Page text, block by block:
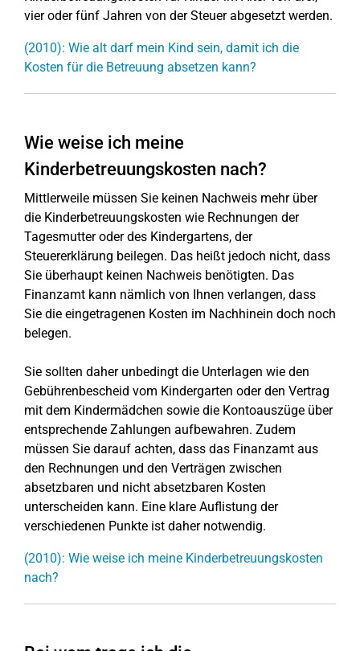
vier oder fünf Jahren von der Steuer abgesetzt werden.
(2010): Wie alt darf mein Kind sein, damit ich die
Kosten für die Betreuung absetzen kann?
Wie weise ich meine
Kinderbetreuungskosten nach?
Mittlerweile müssen Sie keinen Nachweis mehr über
die Kinderbetreuungskosten wie Rechnungen der
Tagesmutter oder des Kindergartens, der
Steuererklärung beilegen. Das heißt jedoch nicht, dass
Sie überhaupt keinen Nachweis benötigten. Das
Finanzamt kann nämlich von Ihnen verlangen, dass
Sie die eingetragenen Kosten im Nachhinein doch noch
belegen.
Sie sollten daher unbedingt die Unterlagen wie den
Gebührenbescheid vom Kindergarten oder den Vertrag
mit dem Kindermädchen sowie die Kontoauszüge über
entsprechende Zahlungen aufbewahren. Zudem
müssen Sie darauf achten, dass das Finanzamt aus
den Rechnungen und den Verträgen zwischen
absetzbaren und nicht absetzbaren Kosten
unterscheiden kann. Eine klare Auflistung der
verschiedenen Punkte ist daher notwendig.
(2010): Wie weise ich meine Kinderbetreuungskosten
nach?